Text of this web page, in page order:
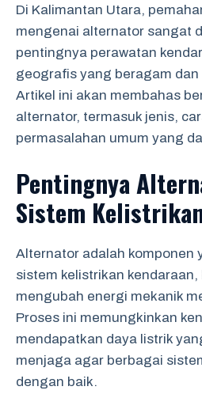
Di Kalimantan Utara,
mengenai alternator sangat
pentingnya perawatan
geografis yang beragam
Artikel ini akan membahas
alternator, termasuk jenis,
permasalahan umum yang
Pentingnya
Sistem
Alternator adalah komponen
sistem kelistrikan
mengubah energi mekanik
Proses ini memungkinkan
mendapatkan daya listrik
menjaga agar berbagai
dengan baik.